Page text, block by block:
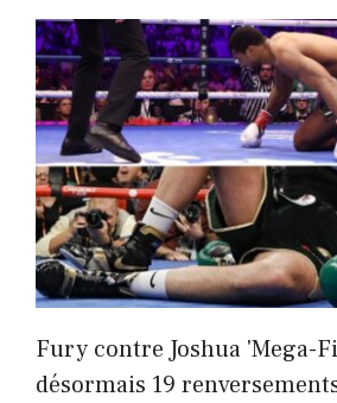
Fury contre Joshua 'Mega-
désormais 19